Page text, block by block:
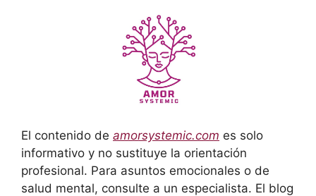
El contenido de amorsystemic.com es solo
informativo y no sustituye la orientación
profesional. Para asuntos emocionales o de
salud mental, consulte a un especialista. El blog